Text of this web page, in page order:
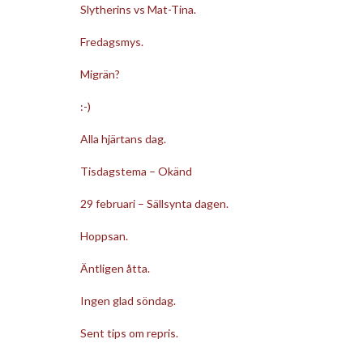
Slytherins vs Mat-Tina.
Fredagsmys.
Migrän?
:-)
Alla hjärtans dag.
Tisdagstema – Okänd
29 februari – Sällsynta dagen.
Hoppsan.
Äntligen åtta.
Ingen glad söndag.
Sent tips om repris.